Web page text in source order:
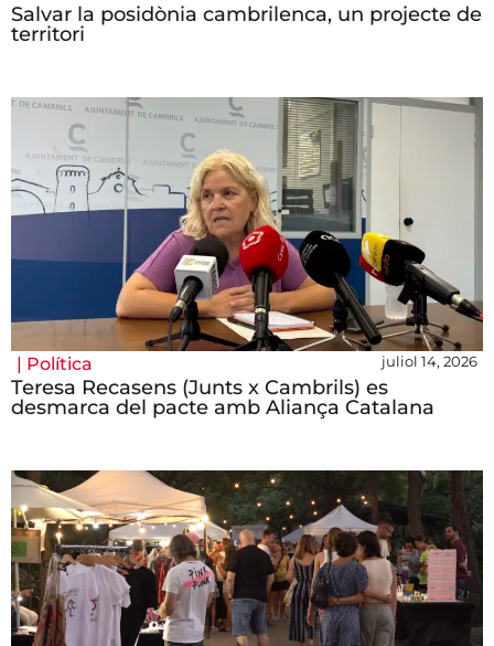
Salvar la posidònia cambrilenca, un projecte de
territori
| Política juliol 14, 2026
Teresa Recasens (Junts x Cambrils) es
desmarca del pacte amb Aliança Catalana